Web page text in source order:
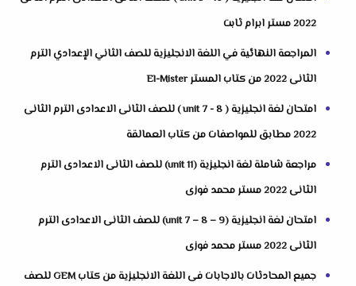
2022 مستر ابرام ثابت
المراجعة النهائية في اللغة الانجليزية للصف الثاني الإعدادي الترم
الثانى 2022 من كتاب المستر El-Mister
امتحان لغة انجليزية ( unit 7 - 8 ) للصف الثانى الاعدادى الترم الثانى
2022 مطابق للمواصفات من كتاب العمالقة
مراجعة شاملة لغة انجليزية (unit 11) للصف الثانى الاعدادى الترم
الثانى 2022 مستر محمد فوزى
امتحان لغة انجليزية (unit 7 – 8 – 9) للصف الثانى الاعدادى الترم
الثانى 2022 مستر محمد فوزى
جميع المحادثات بالاجابات فى اللغة الانجليزية من كتاب GEM للصف